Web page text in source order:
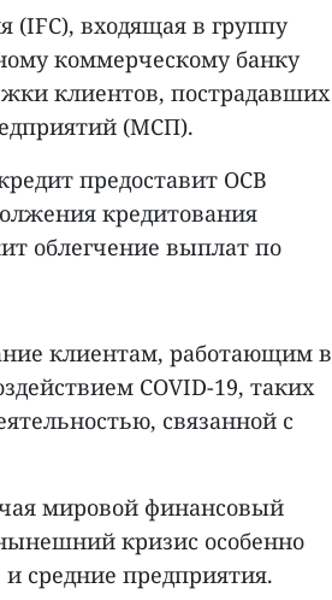
(IFC), входящая в группу
коммерческому банку
клиентов, пострадавших
(МСП).
предоставит OCB
кредитования
облегчение выплат по
клиентам, работающим в
COVID-19, таких
связанной с
мировой финансовый
кризис особенно
средние предприятия.